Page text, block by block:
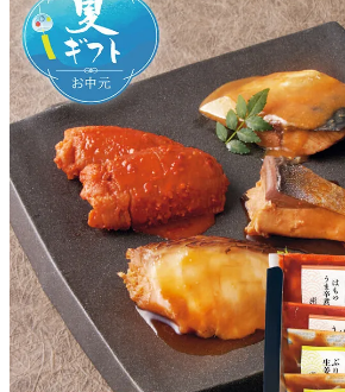
カテゴリから選ぶ
贈る相手から選ぶ